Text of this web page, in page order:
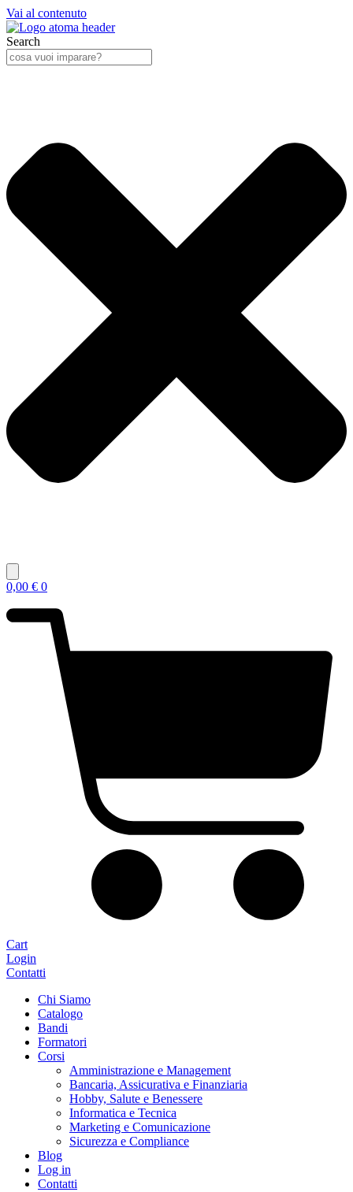
Vai al contenuto
Search
0,00 € 0
Cart
Login
Contatti
Chi Siamo
Catalogo
Bandi
Formatori
Corsi
Amministrazione e Management
Bancaria, Assicurativa e Finanziaria
Hobby, Salute e Benessere
Informatica e Tecnica
Marketing e Comunicazione
Sicurezza e Compliance
Blog
Log in
Contatti